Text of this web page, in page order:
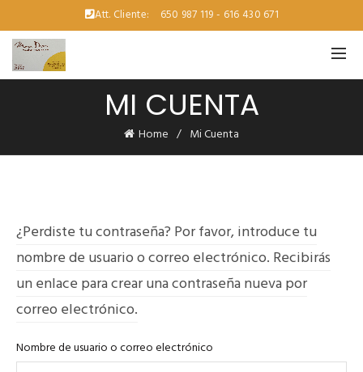
Att. Cliente: 650 987 119 - 616 430 671
MI CUENTA
Home Mi Cuenta
¿Perdiste tu contraseña? Por favor, introduce tu
nombre de usuario o correo electrónico. Recibirás
un enlace para crear una contraseña nueva por
correo electrónico.
Nombre de usuario o correo electrónico